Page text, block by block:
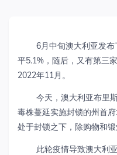
6月中旬澳大利亚发
平5.1%，随后，又有第三
2022年11月。
今天，澳大利亚布里
毒株蔓延实施封锁的州首
处于封锁之下，除购物和
此轮疫情导致澳大利